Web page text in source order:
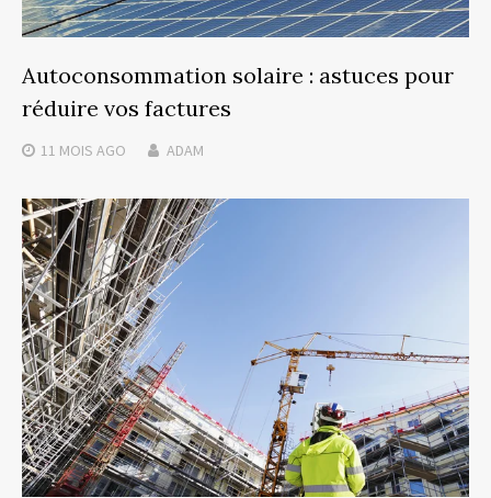
Autoconsommation solaire : astuces pour
réduire vos factures
11 MOIS AGO ADAM